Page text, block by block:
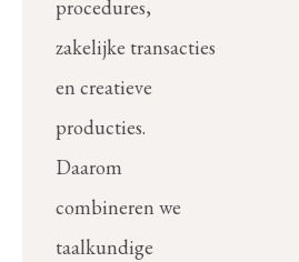
procedures,
zakelijke transacties
en creatieve
producties.
Daarom
combineren we
taalkundige